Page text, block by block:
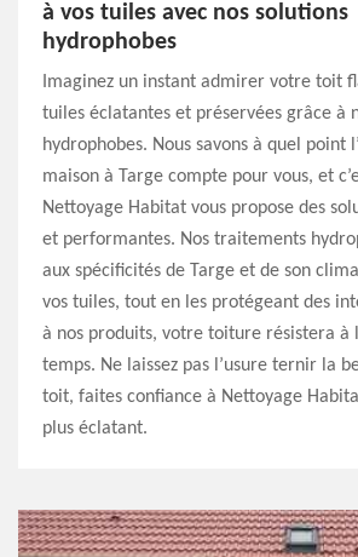
à vos tuiles avec nos solutions
hydrophobes
Imaginez un instant admirer votre toit
tuiles éclatantes et préservées grâce à
hydrophobes. Nous savons à quel point
maison à Targe compte pour vous, et
Nettoyage Habitat vous propose des
et performantes. Nos traitements
aux spécificités de Targe et de son
vos tuiles, tout en les protégeant des
à nos produits, votre toiture résistera à
temps. Ne laissez pas l’usure ternir la
toit, faites confiance à Nettoyage
plus éclatant.